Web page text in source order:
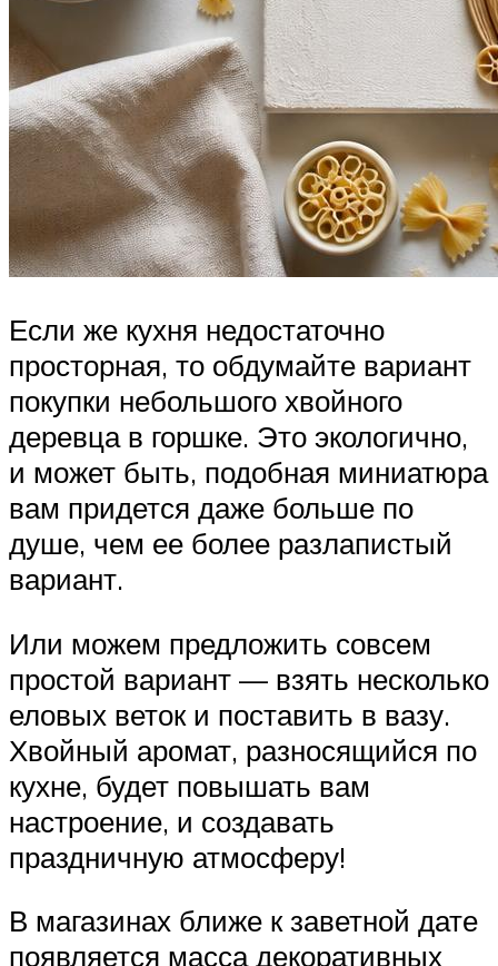
Если же кухня недостаточно
просторная, то обдумайте вариант
покупки небольшого хвойного
деревца в горшке. Это экологично,
и может быть, подобная миниатюра
вам придется даже больше по
душе, чем ее более разлапистый
вариант.
Или можем предложить совсем
простой вариант — взять несколько
еловых веток и поставить в вазу.
Хвойный аромат, разносящийся по
кухне, будет повышать вам
настроение, и создавать
праздничную атмосферу!
В магазинах ближе к заветной дате
появляется масса декоративных